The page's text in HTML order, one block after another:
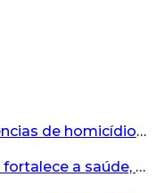
Estabelecimento ligado a ocorrências de homicídio é interditado durante fiscalização em Bento...
Agosto Dourado: amamentação fortalece a saúde, o desenvolvimento e os vínculos...